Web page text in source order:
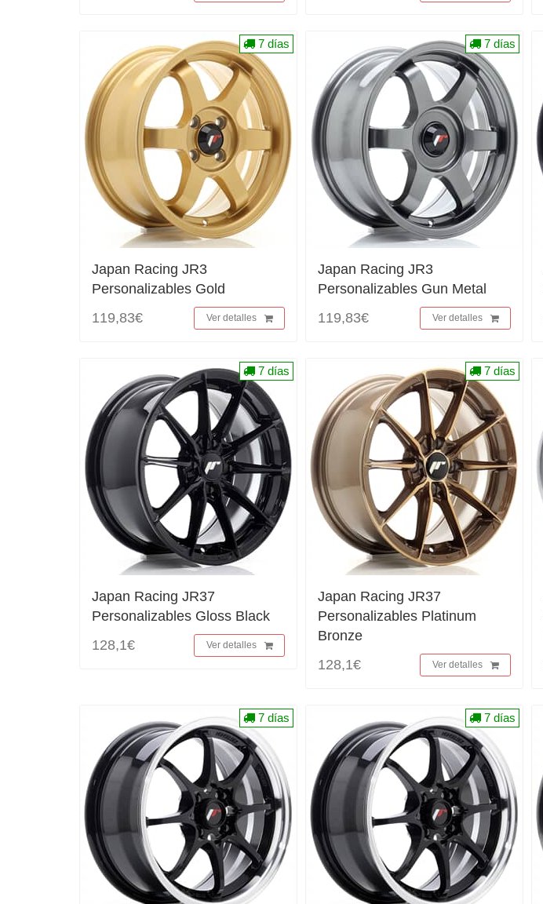
Japan Racing JR3
Personalizables Gold
119,83€
Ver detalles
7 días
Japan Racing JR3
Personalizables Gun Metal
119,83€
Ver detalles
7 días
Japan Racing JR37
Personalizables Gloss Black
128,1€
Ver detalles
7 días
Japan Racing JR37
Personalizables Platinum
Bronze
128,1€
Ver detalles
7 días
7 días 7 días